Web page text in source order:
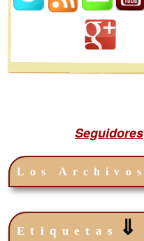
Seguidores
Los Archivos
Etiquetas ⇓